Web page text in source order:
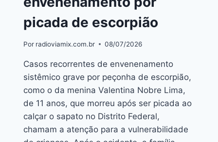
picada de escorpião
Por radioviamix.com.br 08/07/2026
Casos recorrentes de envenenamento
sistêmico grave por peçonha de escorpião,
como o da menina Valentina Nobre Lima,
de 11 anos, que morreu após ser picada ao
calçar o sapato no Distrito Federal,
chamam a atenção para a vulnerabilidade